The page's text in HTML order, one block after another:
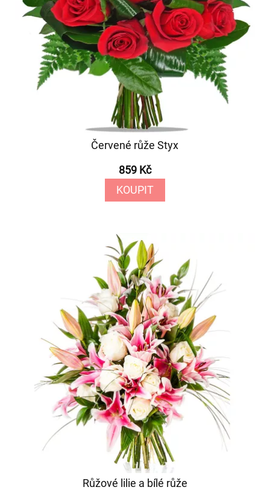
Červené růže Styx
859 Kč
KOUPIT
Růžové lilie a bílé růže